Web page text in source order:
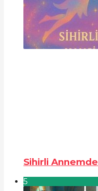
Sihirli
5